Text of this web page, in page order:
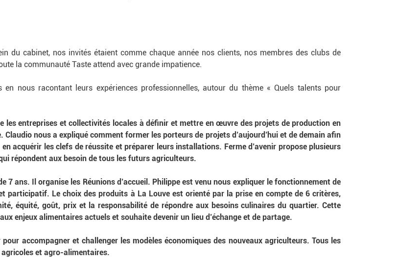
du cabinet, nos invités étaient comme chaque année nos clients, nos membres des clubs de
la communauté Taste attend avec grande impatience.
nous racontant leurs expériences professionnelles, autour du thème « Quels talents pour
les entreprises et collectivités locales à définir et mettre en œuvre des projets de production en
nous a expliqué comment former les porteurs de projets d’aujourd’hui et de demain afin
acquérir les clefs de réussite et préparer leurs installations. Ferme d’avenir propose plusieurs
répondent aux besoin de tous les futurs agriculteurs.
7 ans. Il organise les Réunions d’accueil. Philippe est venu nous expliquer le fonctionnement de
participatif. Le choix des produits à La Louve est orienté par la prise en compte de 6 critères,
équité, goût, prix et la responsabilité de répondre aux besoins culinaires du quartier. Cette
enjeux alimentaires actuels et souhaite devenir un lieu d’échange et de partage.
accompagner et challenger les modèles économiques des nouveaux agriculteurs. Tous les
et agro-alimentaires.